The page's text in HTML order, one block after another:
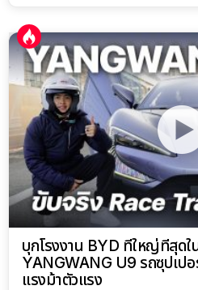
บุกโรงงาน BYD ที่ใหญ่ที่สุด
YANGWANG U9 รถซุปเป
แรงม้าตัวแรง